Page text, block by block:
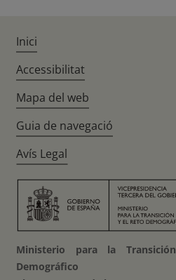
Inici
Accessibilitat
Mapa del web
Guia de navegació
Avís Legal
Ministerio para la
Demográfico